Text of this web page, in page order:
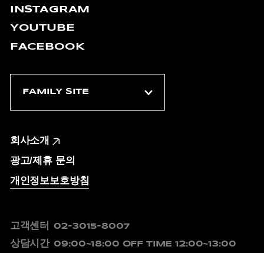
INSTAGRAM
YOUTUBE
FACEBOOK
회사소개
광고/제휴 문의
개인정보보호방침
고객센터 02-3015-8007
상담시간 09:00~18:00 OFF TIME 12:00~13:00